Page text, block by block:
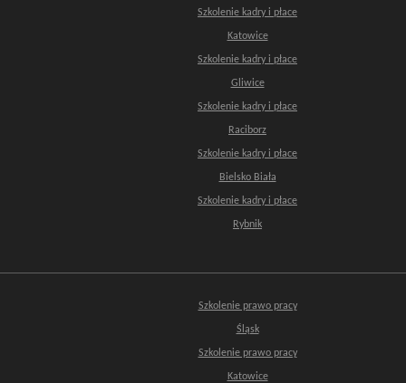
Szkolenie kadry i płace
Katowice
Szkolenie kadry i płace
Gliwice
Szkolenie kadry i płace
Raciborz
Szkolenie kadry i płace
Bielsko Biała
Szkolenie kadry i płace
Rybnik
Szkolenie prawo pracy
Śląsk
Szkolenie prawo pracy
Katowice